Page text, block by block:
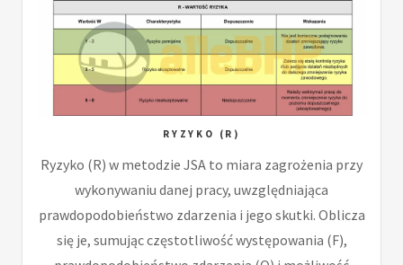
RYZYKO (R)
Ryzyko (R) w metodzie JSA to miara zagrożenia przy
wykonywaniu danej pracy, uwzględniająca
prawdopodobieństwo zdarzenia i jego skutki. Oblicza
się je, sumując częstotliwość występowania (F),